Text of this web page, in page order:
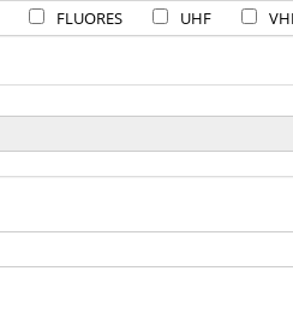
FLUORES UHF